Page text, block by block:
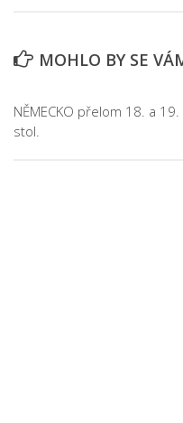
MOHLO BY SE
NĚMECKO přelom 18. a 19.
stol.